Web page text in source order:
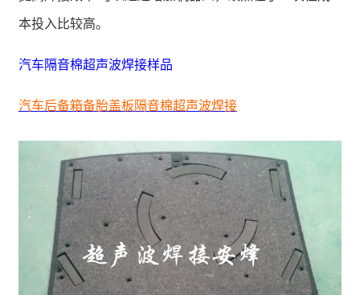
本投入比较高。
汽车隔音棉超声波焊接样品
汽车后备箱备胎盖板隔音棉超声波焊接